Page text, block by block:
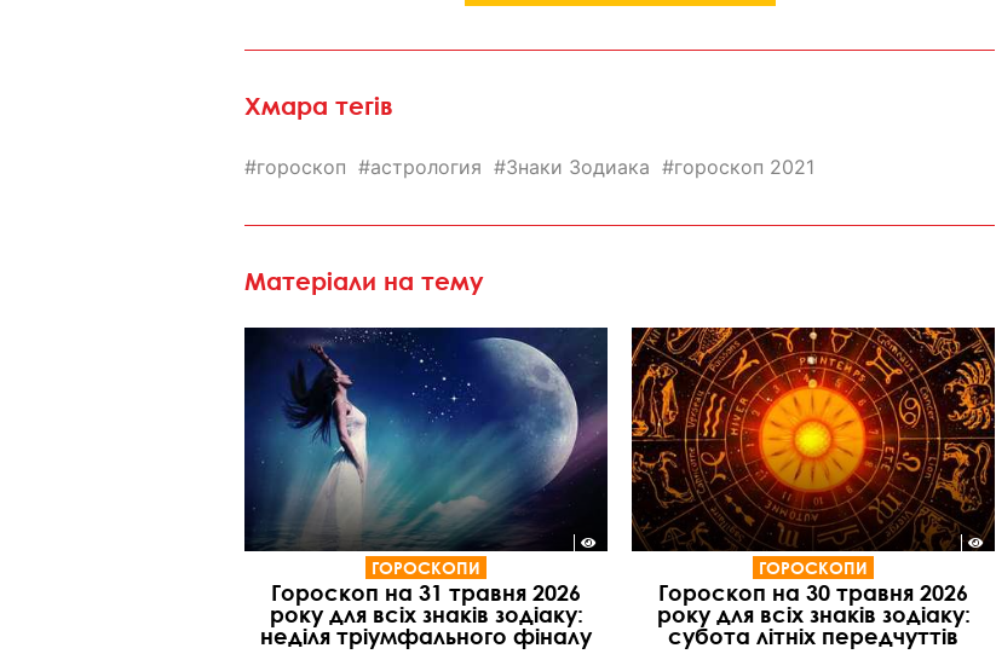
Хмара тегів
гороскоп астрология Знаки Зодиака гороскоп 2021
Матеріали на тему
ГОРОСКОПИ
Гороскоп на 31 травня 2026
року для всіх знаків зодіаку:
неділя тріумфального фіналу
ГОРОСКОПИ
Гороскоп на 30 травня 2026
року для всіх знаків зодіаку:
субота літніх передчуттів